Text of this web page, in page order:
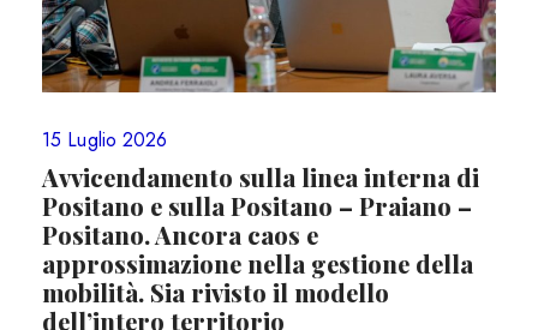
15 Luglio 2026
Avvicendamento sulla linea interna di
Positano e sulla Positano – Praiano –
Positano. Ancora caos e
approssimazione nella gestione della
mobilità. Sia rivisto il modello
dell’intero territorio